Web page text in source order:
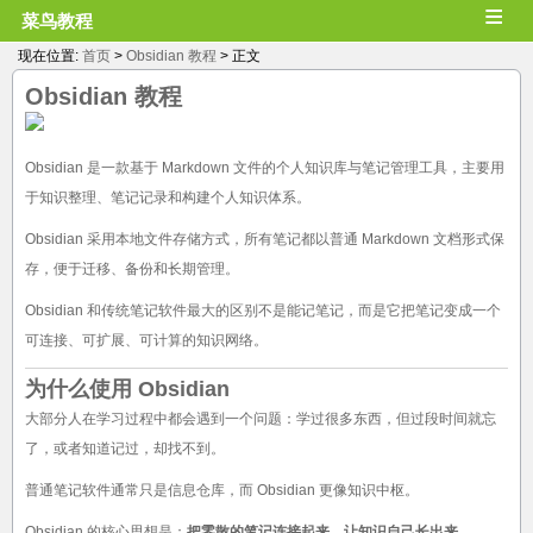
菜鸟教程 ≡
现在位置: 首页 > Obsidian 教程 > 正文
Obsidian 教程
Obsidian 是一款基于 Markdown 文件的个人知识库与笔记管理工具，主要用
于知识整理、笔记记录和构建个人知识体系。
Obsidian 采用本地文件存储方式，所有笔记都以普通 Markdown 文档形式保
存，便于迁移、备份和长期管理。
Obsidian 和传统笔记软件最大的区别不是能记笔记，而是它把笔记变成一个
可连接、可扩展、可计算的知识网络。
为什么使用 Obsidian
大部分人在学习过程中都会遇到一个问题：学过很多东西，但过段时间就忘
了，或者知道记过，却找不到。
普通笔记软件通常只是信息仓库，而 Obsidian 更像知识中枢。